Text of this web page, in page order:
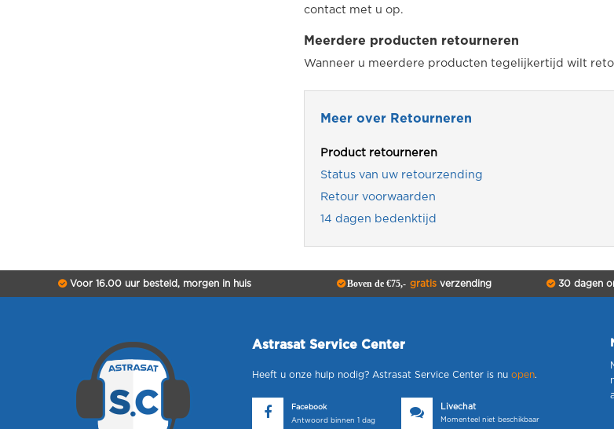
contact met u op.
Meerdere producten retourneren
Wanneer u meerdere producten tegelijkertijd wilt
Meer over Retourneren
Product retourneren
Status van uw retourzending
Retour voorwaarden
14 dagen bedenktijd
Voor 16.00 uur besteld, morgen in huis Boven de €75,- gratisverzending 30 dagen
Astrasat Service Center
Heeft u onze hulp nodig? Astrasat Service Center is nu open.
Facebook
Antwoord binnen 1 dag
Livechat
Momenteel niet beschikbaar